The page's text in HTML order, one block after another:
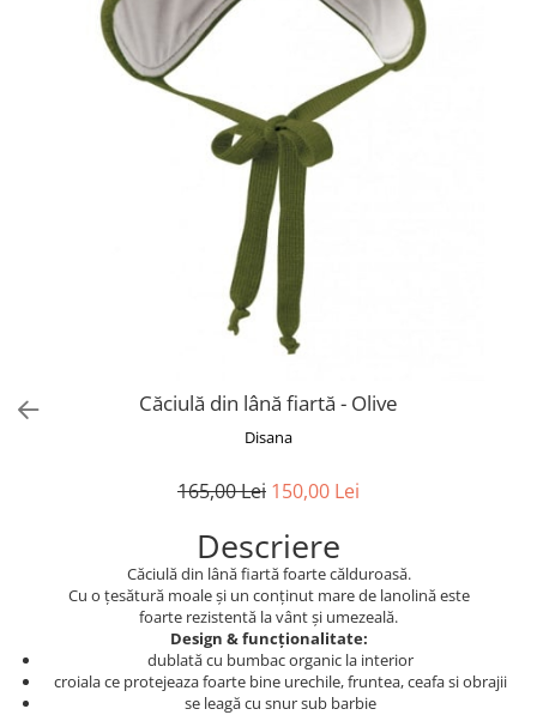
Căciulă din lână fiartă - Olive
Disana
165,00 Lei 150,00 Lei
Descriere
Căciulă din lână fiartă foarte călduroasă.
Cu o țesătură moale și un conținut mare de lanolină este
foarte rezistentă la vânt și umezeală.
Design & funcționalitate:
dublată cu bumbac organic la interior
croiala ce protejeaza foarte bine urechile, fruntea, ceafa si obrajii
se leagă cu snur sub barbie